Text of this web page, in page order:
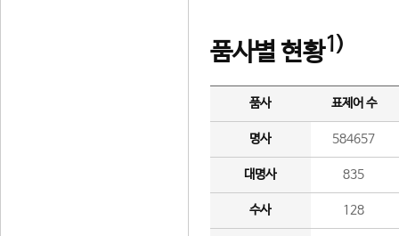
품사별 현황1)
품사 표제어 수
명사 584657
대명사 835
수사 128